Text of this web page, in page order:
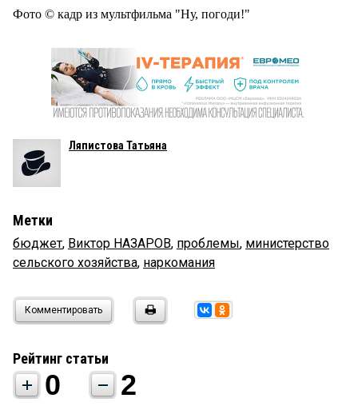
Фото © кадр из мультфильма "Ну, погоди!"
Ляпистова Татьяна
Метки
бюджет, Виктор НАЗАРОВ, проблемы, министерство
сельского хозяйства, наркомания
Комментировать
Рейтинг статьи
0 2